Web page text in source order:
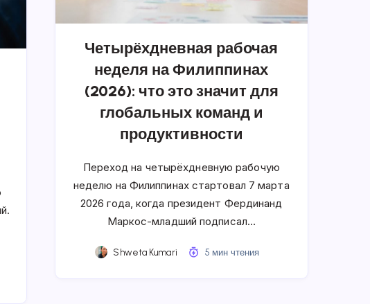
Четырёхдневная рабочая
неделя на Филиппинах
(2026): что это значит для
глобальных команд и
продуктивности
Переход на четырёхдневную рабочую
неделю на Филиппинах стартовал 7 марта
2026 года, когда президент Фердинанд
Маркос-младший подписал…
Shweta Kumari 5 мин чтения